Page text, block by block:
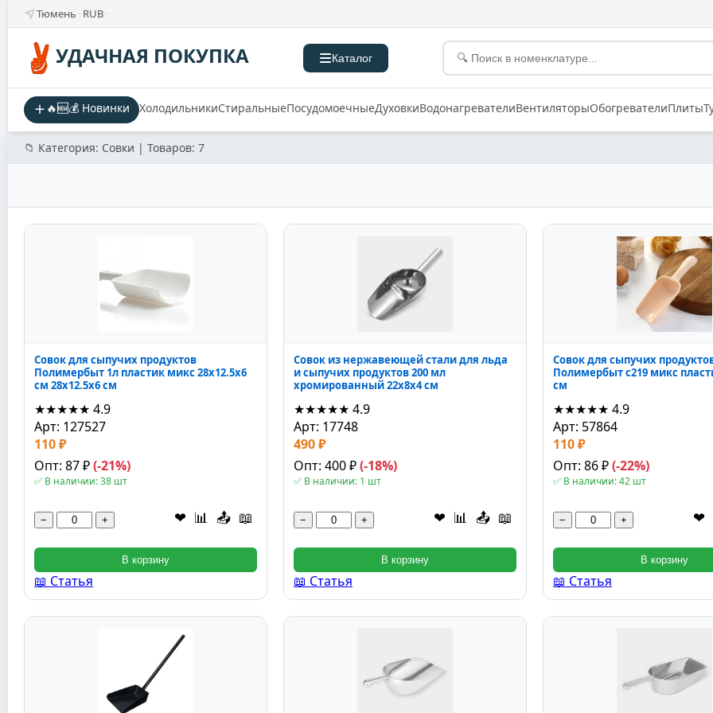
Тюмень RUB
УДАЧНАЯ ПОКУПКА Каталог
🔥🆕💰 Новинки ХолодильникиСтиральныеПосудомоечныеДуховкиВодонагревателиВентиляторыОбогревателиПлиты
📁 Категория: Совки | Товаров: 7
Совок для сыпучих продуктов
Полимербыт 1л пластик микс 28x12.5x6
см 28x12.5x6 см
★★★★★ 4.9
Арт: 127527
110 ₽
Опт: 87 ₽(-21%)
✅ В наличии: 38 шт
− + ❤ 📊 📤 📖
В корзину
📖 Статья
Совок из нержавеющей стали для льда
и сыпучих продуктов 200 мл
хромированный 22x8x4 см
★★★★★ 4.9
Арт: 17748
490 ₽
Опт: 400 ₽(-18%)
✅ В наличии: 1 шт
− + ❤ 📊 📤 📖
В корзину
📖 Статья
Совок для сыпучих
Полимербыт с219 микс
см
★★★★★ 4.9
Арт: 57864
110 ₽
Опт: 86 ₽(-22%)
✅ В наличии: 42 шт
− + ❤
В корзину
📖 Статья